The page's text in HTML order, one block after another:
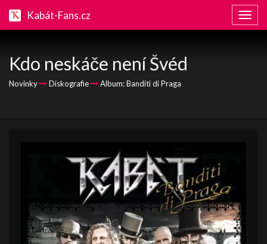
Kabát-Fans.cz
Kdo neskáče není Švéd
Novinky Diskografie Album: Banditi di Praga